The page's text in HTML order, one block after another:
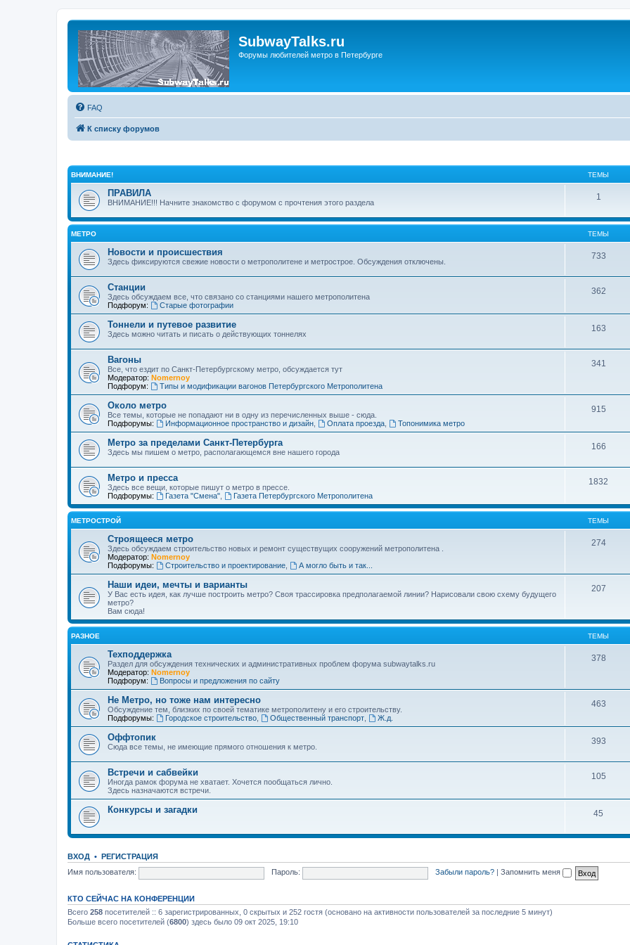
SubwayTalks.ru
Форумы любителей метро в Петербурге
FAQ
К списку форумов
ВНИМАНИЕ! ТЕМЫ
ПРАВИЛА
ВНИМАНИЕ!!! Начните знакомство с форумом с прочтения этого раздела
1
МЕТРО ТЕМЫ
Новости и происшествия
Здесь фиксируются свежие новости о метрополитене и метрострое. Обсуждения отключены.
733
Станции
Здесь обсуждаем все, что связано со станциями нашего метрополитена
Подфорум:
Старые фотографии
362
Тоннели и путевое развитие
Здесь можно читать и писать о действующих тоннелях
163
Вагоны
Все, что ездит по Санкт-Петербургскому метро, обсуждается тут
Модератор: Nomernoy
Подфорум:
Типы и модификации вагонов Петербургского Метрополитена
341
Около метро
Все темы, которые не попадают ни в одну из перечисленных выше - сюда.
Подфорумы:
Информационное пространство и дизайн, Оплата проезда, Топонимика метро
915
Метро за пределами Санкт-Петербурга
Здесь мы пишем о метро, располагающемся вне нашего города
166
Метро и пресса
Здесь все вещи, которые пишут о метро в прессе.
Подфорумы:
Газета "Смена", Газета Петербургского Метрополитена
1832
МЕТРОСТРОЙ ТЕМЫ
Строящееся метро
Здесь обсуждаем строительство новых и ремонт существущих сооружений метрополитена .
Модератор: Nomernoy
Подфорумы:
Строительство и проектирование, А могло быть и так...
274
Наши идеи, мечты и варианты
У Вас есть идея, как лучше построить метро? Своя трассировка предполагаемой линии? Нарисовали свою схему будущего
метро?
Вам сюда!
207
РАЗНОЕ ТЕМЫ
Техподдержка
Раздел для обсуждения технических и административных проблем форума subwaytalks.ru
Модератор: Nomernoy
Подфорум:
Вопросы и предложения по сайту
378
Не Метро, но тоже нам интересно
Обсуждение тем, близких по своей тематике метрополитену и его строительству.
Подфорумы:
Городское строительство, Общественный транспорт, Ж.д.
463
Оффтопик
Сюда все темы, не имеющие прямого отношения к метро.
393
Встречи и сабвейки
Иногда рамок форума не хватает. Хочется пообщаться лично.
Здесь назначаются встречи.
105
Конкурсы и загадки 45
ВХОД • РЕГИСТРАЦИЯ
Имя пользователя:
Пароль: Забыли пароль? Запомнить меня
КТО СЕЙЧАС НА КОНФЕРЕНЦИИ
Всего 258 посетителей :: 6 зарегистрированных, 0 скрытых и 252 гостя (основано на активности пользователей за последние 5 минут)
Больше всего посетителей (6800) здесь было 09 окт 2025, 19:10